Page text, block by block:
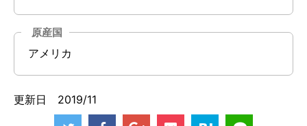
原産国
アメリカ
更新日 2019/11